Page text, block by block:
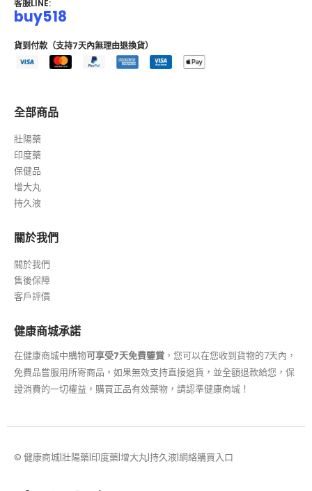
客服LINE:
buy518
貨到付款（支持7天內無理由退換貨）
全部商品
壯陽藥
印度藥
保健品
增大丸
持久液
關於我們
關於我們
售後保障
客戶評價
健康商城承諾
在健康商城中購物可享受7天免費鑒賞 ，您可以在您收到貨物的7天內，
免費品嘗服用所寄商品，如果無效支持直接退貨，並全額退款給您，保
證消費的一切權益，購買正品有效藥物，請認準健康商城！
© 健康商城|壯陽藥|印度藥|增大丸|持久液|網絡購買入口